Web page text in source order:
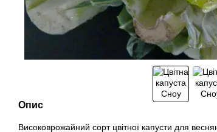
Опис
Високоврожайний сорт цвітної капусти для